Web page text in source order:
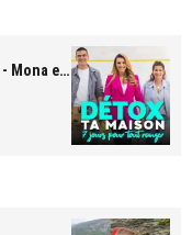
- Mona et